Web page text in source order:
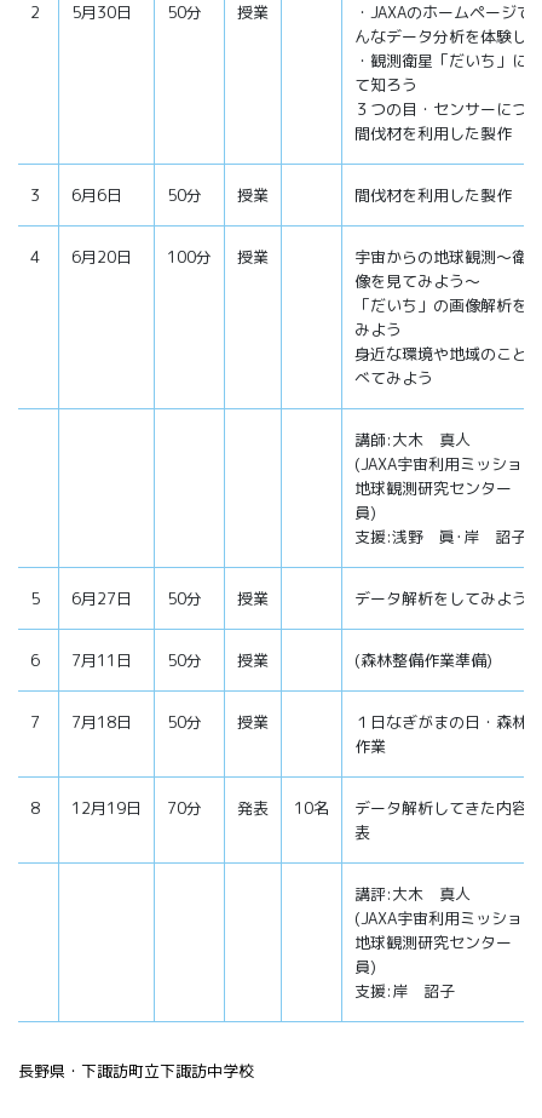
2 5月30日 50分 授業
・JAXAのホームページで
んなデータ分析を体験し
・観測衛星「だいち」に
て知ろう
３つの目・センサーにつ
間伐材を利用した製作
3 6月6日 50分 授業 間伐材を利用した製作
4 6月20日 100分 授業
宇宙からの地球観測～衛
像を見てみよう～
「だいち」の画像解析を
みよう
身近な環境や地域のこと
べてみよう
講師:大木 真人
(JAXA宇宙利用ミッショ
地球観測研究センター
員)
支援:浅野 眞･岸 詔子
5 6月27日 50分 授業 データ解析をしてみよう１
6 7月11日 50分 授業 (森林整備作業準備)
7 7月18日 50分 授業
１日なぎがまの日・森林
作業
8 12月19日 70分 発表 10名
データ解析してきた内容
表
講評:大木 真人
(JAXA宇宙利用ミッショ
地球観測研究センター
員)
支援:岸 詔子
長野県・下諏訪町立下諏訪中学校